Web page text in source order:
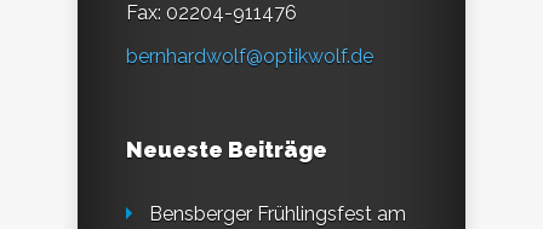
Fax: 02204-911476
bernhardwolf@optikwolf.de
Neueste Beiträge
Bensberger Frühlingsfest am